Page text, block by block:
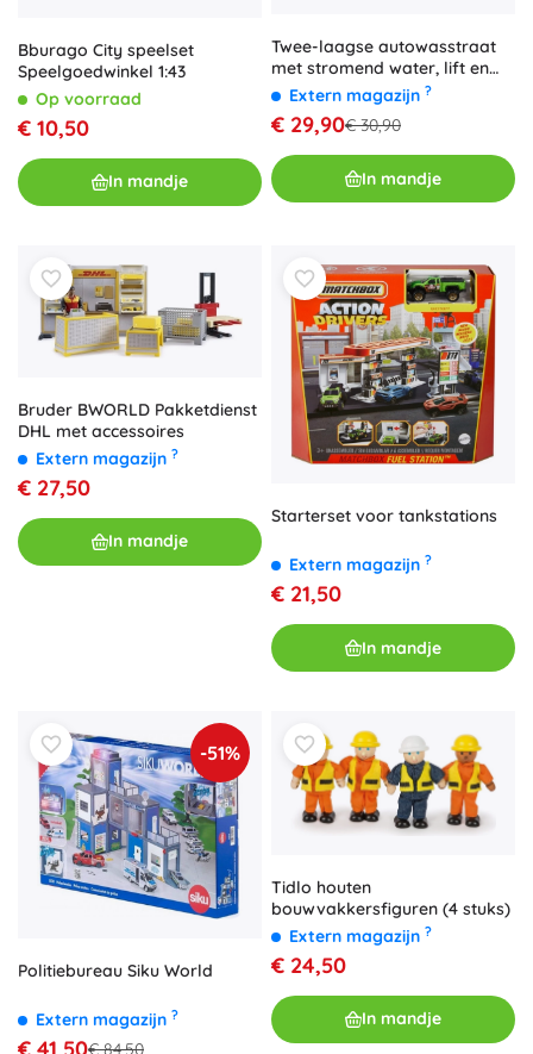
Bburago City speelset
Speelgoedwinkel 1:43
Op voorraad
€ 10,50
In mandje
Twee-laagse autowasstraat
met stromend water, lift en
effecten
Extern magazijn ?
€ 29,90€ 30,90
In mandje
Bruder BWORLD Pakketdienst
DHL met accessoires
Extern magazijn ?
€ 27,50
In mandje
Starterset voor tankstations
Extern magazijn ?
€ 21,50
In mandje
-51%
Politiebureau Siku World
Extern magazijn ?
€ 41,50€ 84,50
Tidlo houten
bouwvakkersfiguren (4 stuks)
Extern magazijn ?
€ 24,50
In mandje